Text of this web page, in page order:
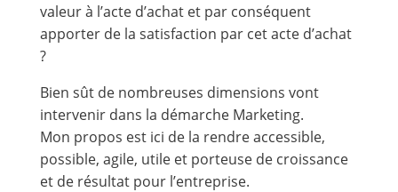
valeur à l’acte d’achat et par conséquent
apporter de la satisfaction par cet acte d’achat
?
Bien sût de nombreuses dimensions vont
intervenir dans la démarche Marketing.
Mon propos est ici de la rendre accessible,
possible, agile, utile et porteuse de croissance
et de résultat pour l’entreprise.